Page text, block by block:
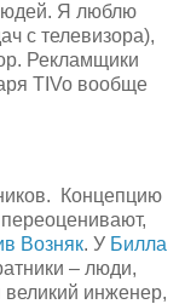
Я люблю
с телевизора),
Рекламщики
TIVo вообще
Концепцию
Возняк. У Билла
– люди,
великий инженер,